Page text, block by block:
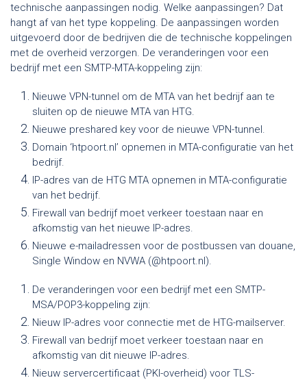
technische aanpassingen nodig. Welke aanpassingen? Dat
hangt af van het type koppeling. De aanpassingen worden
uitgevoerd door de bedrijven die de technische koppelingen
met de overheid verzorgen. De veranderingen voor een
bedrijf met een SMTP-MTA-koppeling zijn:
Nieuwe VPN-tunnel om de MTA van het bedrijf aan te
sluiten op de nieuwe MTA van HTG.
Nieuwe preshared key voor de nieuwe VPN-tunnel.
Domain ‘htpoort.nl’ opnemen in MTA-configuratie van het
bedrijf.
IP-adres van de HTG MTA opnemen in MTA-configuratie
van het bedrijf.
Firewall van bedrijf moet verkeer toestaan naar en
afkomstig van het nieuwe IP-adres.
Nieuwe e-mailadressen voor de postbussen van douane,
Single Window en NVWA (@htpoort.nl).
De veranderingen voor een bedrijf met een SMTP-
MSA/POP3-koppeling zijn:
Nieuw IP-adres voor connectie met de HTG-mailserver.
Firewall van bedrijf moet verkeer toestaan naar en
afkomstig van dit nieuwe IP-adres.
Nieuw servercertificaat (PKI-overheid) voor TLS-